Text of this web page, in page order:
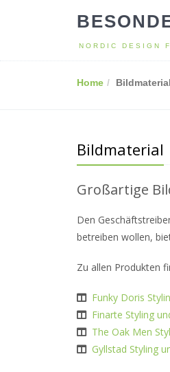
NORDIC DESIGN
Home Bildmaterial
Bildmaterial
Großartige
Den
betreiben wollen,
Zu allen Produkten
Funky Doris
Finarte Styling
The Oak Men
Gyllstad Styling